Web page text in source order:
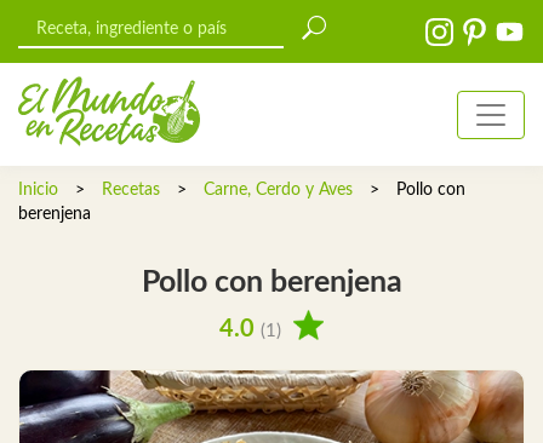
Inicio > Recetas > Carne, Cerdo y Aves >
Pollo con
berenjena
Pollo con berenjena
4.0 (1)